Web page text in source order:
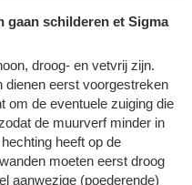
gaan schilderen et Sigma
droog- en vetvrij zijn.
dienen eerst voorgestreken
om de eventuele zuiging die
de muurverf minder in
heeft op de
moeten eerst droog
aanwezige (poederende)